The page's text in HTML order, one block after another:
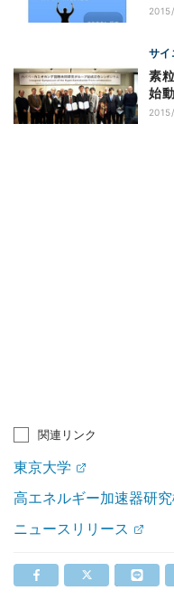
サイ
素
始動
関連リンク
東京大学
高エネルギー加速器研
ニュースリリース